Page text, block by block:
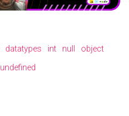
datatypes int null
object
undefined